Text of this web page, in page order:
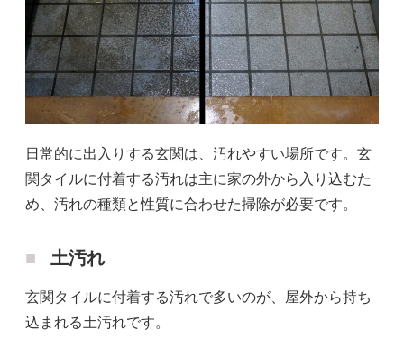
日常的に出入りする玄関は、汚れやすい場所です。玄
関タイルに付着する汚れは主に家の外から入り込むた
め、汚れの種類と性質に合わせた掃除が必要です。
土汚れ
玄関タイルに付着する汚れで多いのが、屋外から持ち
込まれる土汚れです。